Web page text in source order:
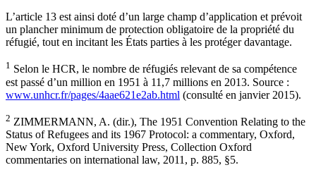
L’article 13 est ainsi doté d’un large champ d’application et prévoit
un plancher minimum de protection obligatoire de la propriété du
réfugié, tout en incitant les États parties à les protéger davantage.
1 Selon le HCR, le nombre de réfugiés relevant de sa compétence
est passé d’un million en 1951 à 11,7 millions en 2013. Source :
www.unhcr.fr/pages/4aae621e2ab.html (consulté en janvier 2015).
2 ZIMMERMANN, A. (dir.), The 1951 Convention Relating to the
Status of Refugees and its 1967 Protocol: a commentary, Oxford,
New York, Oxford University Press, Collection Oxford
commentaries on international law, 2011, p. 885, §5.